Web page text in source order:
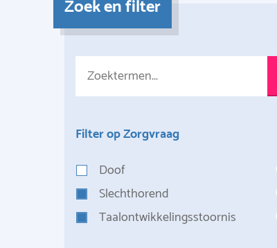
Zoek en filter
Filter op Zorgvraag
Doof
Slechthorend
Taalontwikkelingsstoornis